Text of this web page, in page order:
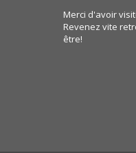
Merci d'avoir
Revenez vite
être!